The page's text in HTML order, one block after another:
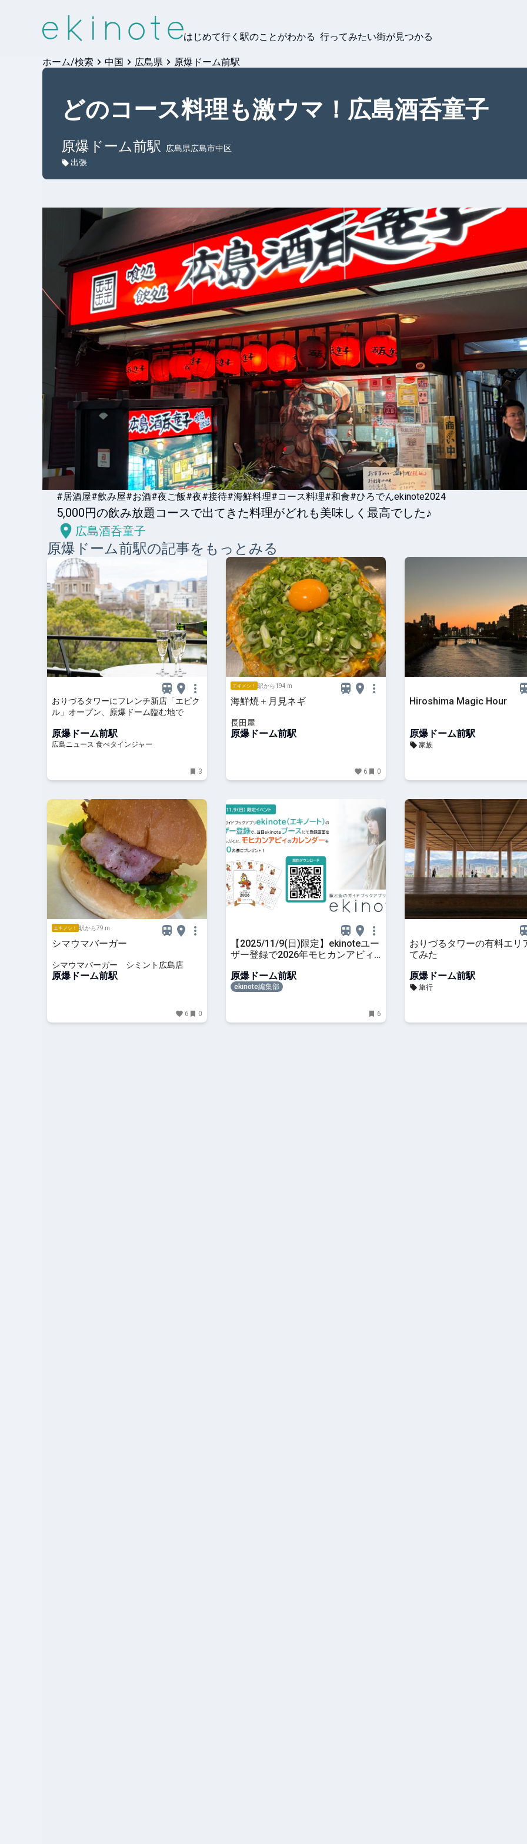
はじめて行く駅のことがわかる 行ってみたい街が見つかる
ホーム/検索 中国 広島県 原爆ドーム前駅
どのコース料理も激ウマ！広島酒呑童子
原爆ドーム前駅
広島県広島市中区
出張
#居酒屋#飲み屋#お酒#夜ご飯#夜#接待#海鮮料理#コース料理#和食#ひろでんekinote2024
広島酒呑童子
原爆ドーム前駅の記事をもっとみる
おりづるタワーにフレンチ新店「エピク
ル」オープン、原爆ドーム臨む地で
原爆ドーム前駅
広島ニュース 食べタインジャー
3
エキメシ！ 駅から194 m
海鮮焼＋月見ネギ
長田屋
原爆ドーム前駅
6 0
Hiroshima Magic Hour
原爆ドーム前駅
家族
エキメシ！ 駅から79 m
シマウマバーガー
シマウマバーガー シミント広島店
原爆ドーム前駅
6 0
【2025/11/9(日)限定】ekinoteユー
ザー登録で2026年モヒカンアビィ
原爆ドーム前駅
ekinote編集部
6
おりづるタワーの有料エリ
てみた
原爆ドーム前駅
旅行